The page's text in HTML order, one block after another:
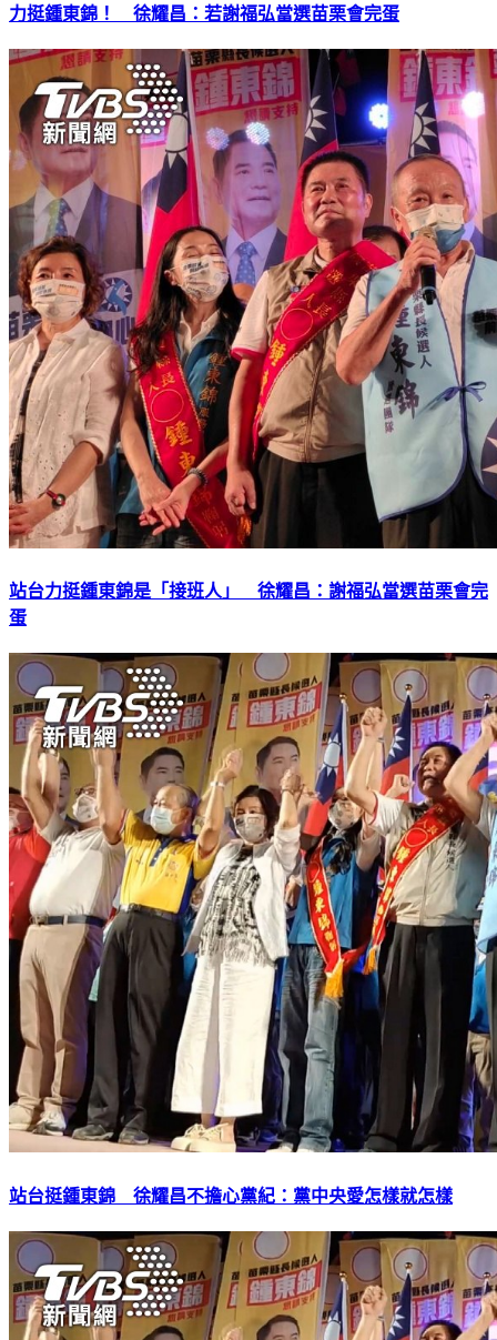
力挺鍾東錦！ 徐耀昌：若謝福弘當選苗栗會完蛋
站台力挺鍾東錦是「接班人」 徐耀昌：謝福弘當選苗栗會完
蛋
站台挺鍾東錦 徐耀昌不擔心黨紀：黨中央愛怎樣就怎樣